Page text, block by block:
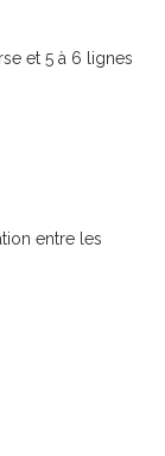
et 5 à 6 lignes
entre les